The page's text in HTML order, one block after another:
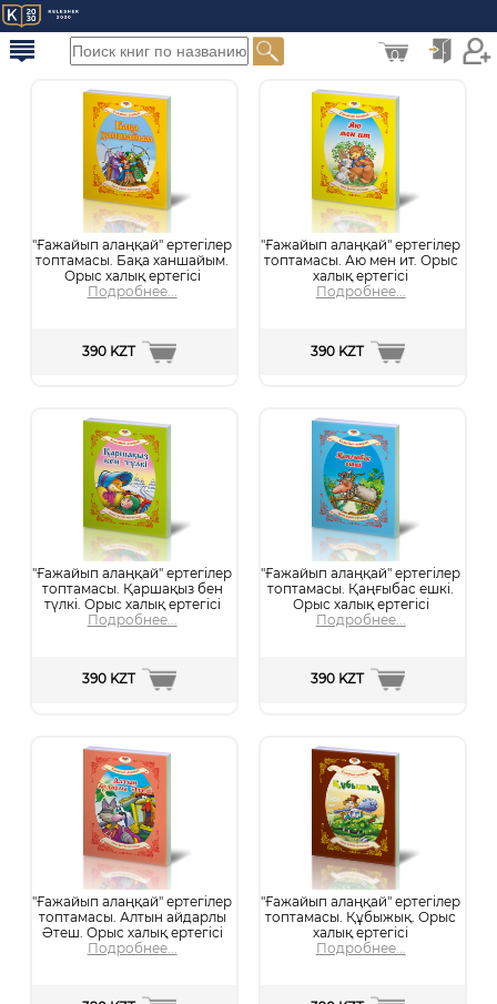
0
"Ғажайып алаңқай" ертегілер
топтамасы. Бақа ханшайым.
Орыс халық ертегісі
Подробнее...
390 KZT
"Ғажайып алаңқай" ертегілер
топтамасы. Аю мен ит. Орыс
халық ертегісі
Подробнее...
390 KZT
"Ғажайып алаңқай" ертегілер
топтамасы. Қаршақыз бен
түлкі. Орыс халық ертегісі
Подробнее...
390 KZT
"Ғажайып алаңқай" ертегілер
топтамасы. Қаңғыбас ешкі.
Орыс халық ертегісі
Подробнее...
390 KZT
"Ғажайып алаңқай" ертегілер
топтамасы. Алтын айдарлы
Әтеш. Орыс халық ертегісі
Подробнее...
"Ғажайып алаңқай" ертегілер
топтамасы. Құбыжық. Орыс
халық ертегісі
Подробнее...